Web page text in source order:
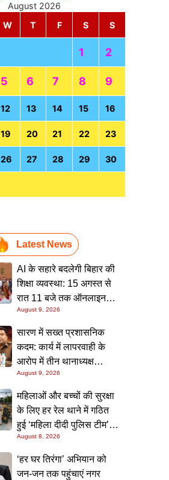
August 2026
W T F S S
1 2
5 6 7 8 9
12 13 14 15 16
19 20 21 22 23
26 27 28 29 30
Latest News
AI के सहारे बदलेगी बिहार की
शिक्षा व्यवस्था: 15 अगस्त से
रात 11 बजे तक ऑनलाइन
क्लास, मुख्यमंत्री का बड़ा
August 9, 2026
सारण में सख्त प्रशासनिक
कदम: कार्य में लापरवाही के
आरोप में तीन थानाध्यक्ष
सस्पेंड, पुलिस महकमे में मचा
हड़कंप
August 9, 2026
महिलाओं और बच्चों की सुरक्षा
के लिए हर रेल थाने में गठित
हुई ‘महिला दीदी पुलिस टीम’,
स्कूलों में जाकर किया जागरूक
August 8, 2026
‘हर घर तिरंगा’ अभियान को
जन-जन तक पहुंचाएं नगर